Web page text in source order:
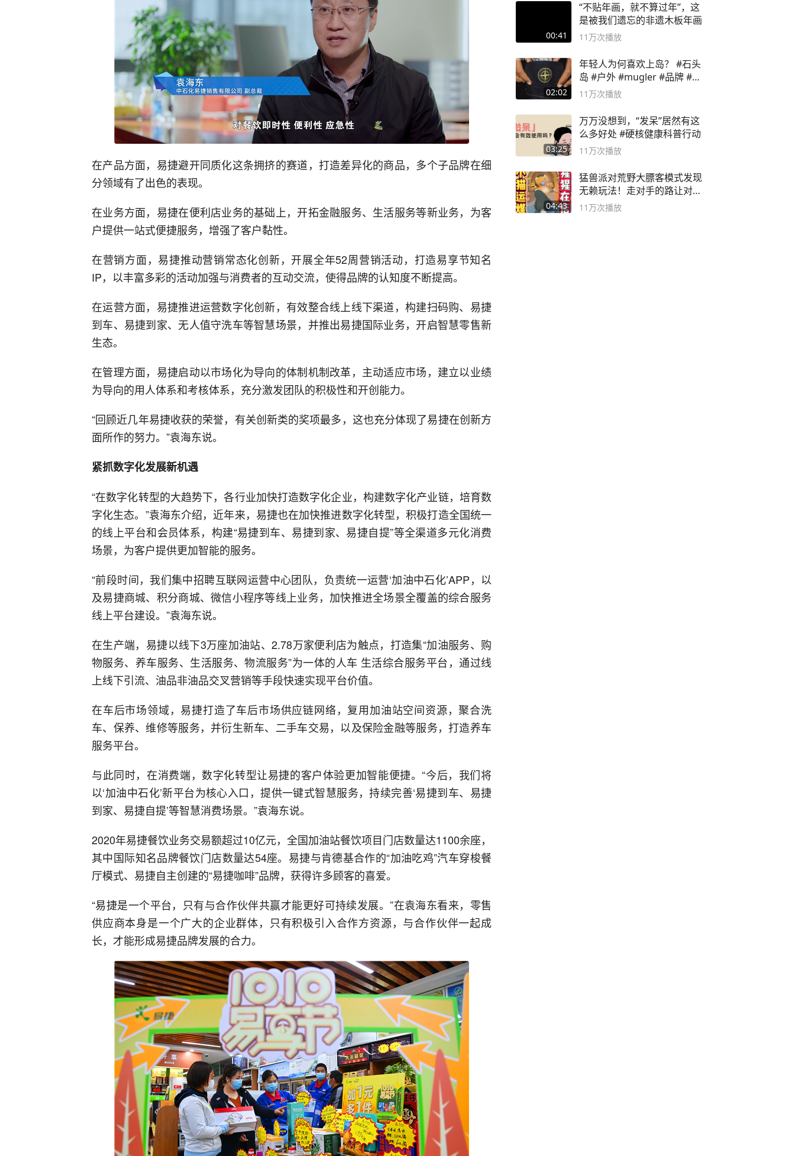
在产品方面，易捷避开同质化这条拥挤的赛道，打造差异化的商品，多个子品牌在细
分领域有了出色的表现。
在业务方面，易捷在便利店业务的基础上，开拓金融服务、生活服务等新业务，为客
户提供一站式便捷服务，增强了客户黏性。
在营销方面，易捷推动营销常态化创新，开展全年52周营销活动，打造易享节知名
IP，以丰富多彩的活动加强与消费者的互动交流，使得品牌的认知度不断提高。
在运营方面，易捷推进运营数字化创新，有效整合线上线下渠道，构建扫码购、易捷
到车、易捷到家、无人值守洗车等智慧场景，并推出易捷国际业务，开启智慧零售新
生态。
在管理方面，易捷启动以市场化为导向的体制机制改革，主动适应市场，建立以业绩
为导向的用人体系和考核体系，充分激发团队的积极性和开创能力。
“回顾近几年易捷收获的荣誉，有关创新类的奖项最多，这也充分体现了易捷在创新方
面所作的努力。”袁海东说。
紧抓数字化发展新机遇
“在数字化转型的大趋势下，各行业加快打造数字化企业，构建数字化产业链，培育数
字化生态。”袁海东介绍，近年来，易捷也在加快推进数字化转型，积极打造全国统一
的线上平台和会员体系，构建“易捷到车、易捷到家、易捷自提”等全渠道多元化消费
场景，为客户提供更加智能的服务。
“前段时间，我们集中招聘互联网运营中心团队，负责统一运营‘加油中石化’APP，以
及易捷商城、积分商城、微信小程序等线上业务，加快推进全场景全覆盖的综合服务
线上平台建设。”袁海东说。
在生产端，易捷以线下3万座加油站、2.78万家便利店为触点，打造集“加油服务、购
物服务、养车服务、生活服务、物流服务”为一体的人车 生活综合服务平台，通过线
上线下引流、油品非油品交叉营销等手段快速实现平台价值。
在车后市场领域，易捷打造了车后市场供应链网络，复用加油站空间资源，聚合洗
车、保养、维修等服务，并衍生新车、二手车交易，以及保险金融等服务，打造养车
服务平台。
与此同时，在消费端，数字化转型让易捷的客户体验更加智能便捷。“今后，我们将
以‘加油中石化’新平台为核心入口，提供一键式智慧服务，持续完善‘易捷到车、易捷
到家、易捷自提’等智慧消费场景。”袁海东说。
2020年易捷餐饮业务交易额超过10亿元，全国加油站餐饮项目门店数量达1100余座，
其中国际知名品牌餐饮门店数量达54座。易捷与肯德基合作的“加油吃鸡”汽车穿梭餐
厅模式、易捷自主创建的“易捷咖啡”品牌，获得许多顾客的喜爱。
“易捷是一个平台，只有与合作伙伴共赢才能更好可持续发展。”在袁海东看来，零售
供应商本身是一个广大的企业群体，只有积极引入合作方资源，与合作伙伴一起成
长，才能形成易捷品牌发展的合力。
00:41
“不贴年画，就不算过年”，这
是被我们遗忘的非遗木板年画
11万次播放
02:02
年轻人为何喜欢上岛？ #石头
岛 #户外 #mugler #品牌 #足
球流氓
11万次播放
03:25
万万没想到，“发呆”居然有这
么多好处 #硬核健康科普行动
11万次播放
04:43
猛兽派对荒野大膘客模式发现
无赖玩法！走对手的路让对手
无路可走
11万次播放